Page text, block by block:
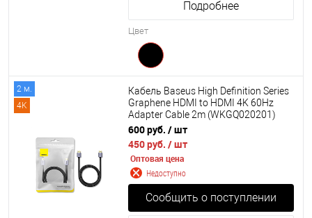
Подробнее
Цвет
2 м.
4K
Кабель Baseus High Definition Series
Graphene HDMI to HDMI 4K 60Hz
Adapter Cable 2m (WKGQ020201)
600 руб. / шт
450 руб. / шт
Оптовая цена
Недоступно
Сообщить о поступлении